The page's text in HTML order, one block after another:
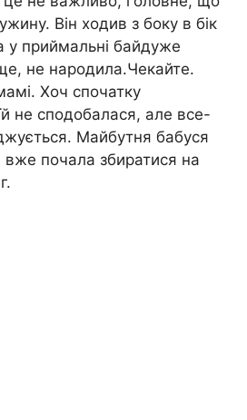
Він ходив з боку в бік
у приймальні байдуже
не нapодила.Чекайте.
Хоч спочатку
не сподобалася, але все-
Майбутня бабуся
вже почала збиратися на